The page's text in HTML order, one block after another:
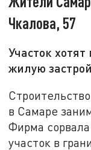
Чкалова, 57
Участок
жилую
в Самаре
Фирма
участок в